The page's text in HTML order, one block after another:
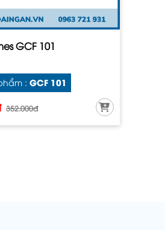
GCF 101
: GCF 101
352.000đ